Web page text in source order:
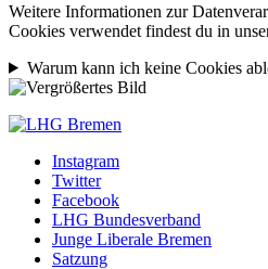
Weitere Informationen zur
Cookies verwendet findest du in
Warum kann ich keine Cookies
Instagram
Twitter
Facebook
LHG Bundesverband
Junge Liberale Bremen
Satzung